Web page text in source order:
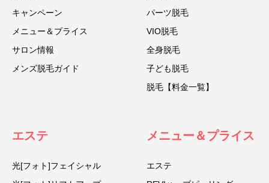
キャンペーン
メニュー＆プライス
サロン情報
メンズ脱毛ガイド
パーツ脱毛
VIO脱毛
全身脱毛
子ども脱毛
脱毛【料金一覧】
エステ
光[フォト]フェイシャル
メニュー＆プライス
エステ